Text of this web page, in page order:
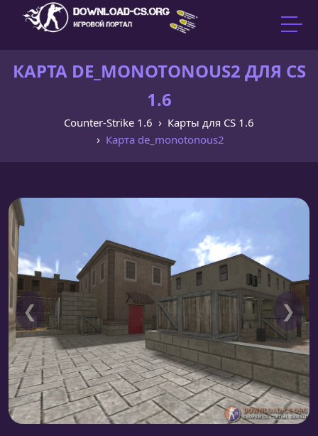
КАРТА DE_MONOTONOUS2 ДЛЯ CS
1.6
Counter-Strike 1.6
Карты для CS 1.6
Карта de_monotonous2
❮ ❯